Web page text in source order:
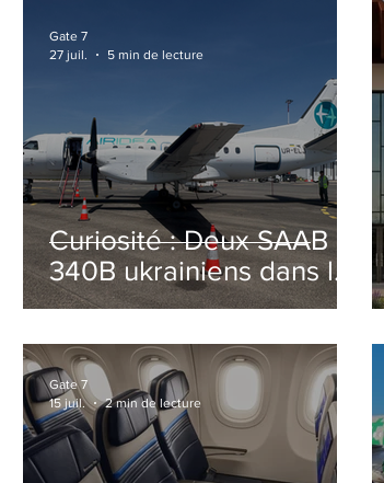
Curiosité : Deux SAAB
340B ukrainiens dans le
ciel Italien cet été
Gate 7
27 juil.
5 min de lecture
Gate 7
15 juil.
2 min de lecture